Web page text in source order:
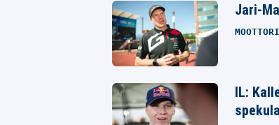
Jari-
IL: